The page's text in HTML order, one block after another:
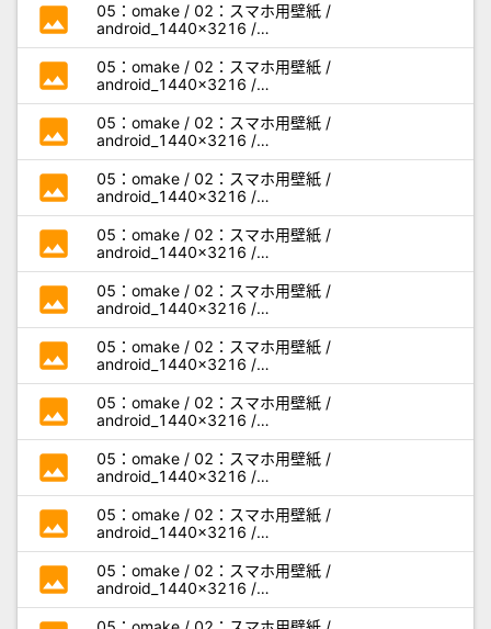
photo
05：omake / 02：スマホ用壁紙 /
android_1440x3216 /
miseaikko3_android_m03.jpg
photo
05：omake / 02：スマホ用壁紙 /
android_1440x3216 /
miseaikko3_android_m04.jpg
photo
05：omake / 02：スマホ用壁紙 /
android_1440x3216 /
miseaikko3_android_m05.jpg
photo
05：omake / 02：スマホ用壁紙 /
android_1440x3216 /
miseaikko3_android_n01.jpg
photo
05：omake / 02：スマホ用壁紙 /
android_1440x3216 /
miseaikko3_android_n02.jpg
photo
05：omake / 02：スマホ用壁紙 /
android_1440x3216 /
miseaikko3_android_n03.jpg
photo
05：omake / 02：スマホ用壁紙 /
android_1440x3216 /
miseaikko3_android_n04.jpg
photo
05：omake / 02：スマホ用壁紙 /
android_1440x3216 /
miseaikko3_android_n05.jpg
photo
05：omake / 02：スマホ用壁紙 /
android_1440x3216 /
miseaikko3_android_o01.jpg
photo
05：omake / 02：スマホ用壁紙 /
android_1440x3216 /
miseaikko3_android_o02.jpg
photo
05：omake / 02：スマホ用壁紙 /
android_1440x3216 /
miseaikko3_android_o03.jpg